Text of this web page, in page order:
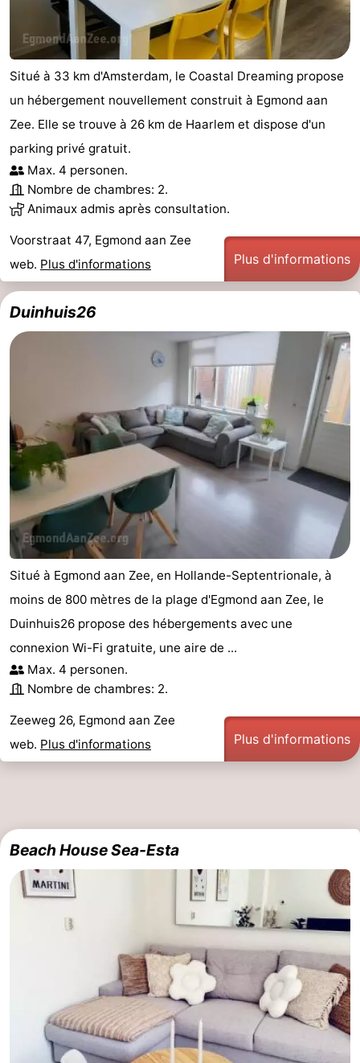
Situé à 33 km d'Amsterdam, le Coastal Dreaming propose
un hébergement nouvellement construit à Egmond aan
Zee. Elle se trouve à 26 km de Haarlem et dispose d'un
parking privé gratuit.
Max. 4 personen.
Nombre de chambres: 2.
Animaux admis après consultation.
Voorstraat 47, Egmond aan Zee
web. Plus d'informations Plus d'informations
Duinhuis26
Situé à Egmond aan Zee, en Hollande-Septentrionale, à
moins de 800 mètres de la plage d'Egmond aan Zee, le
Duinhuis26 propose des hébergements avec une
connexion Wi-Fi gratuite, une aire de ...
Max. 4 personen.
Nombre de chambres: 2.
Zeeweg 26, Egmond aan Zee
web. Plus d'informations Plus d'informations
Beach House Sea-Esta